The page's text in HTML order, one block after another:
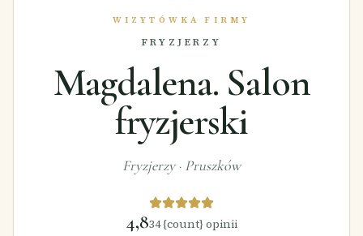
WIZYTÓWKA FIRMY
FRYZJERZY
Magdalena. Salon
fryzjerski
Fryzjerzy· Pruszków
4,834 {count} opinii